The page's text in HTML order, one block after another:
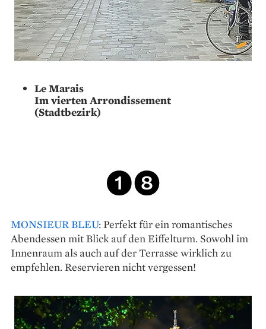
Le Marais
Im vierten Arrondissement
(Stadtbezirk)
MONSIEUR BLEU: Perfekt für ein romantisches
Abendessen mit Blick auf den Eiffelturm. Sowohl im
Innenraum als auch auf der Terrasse wirklich zu
empfehlen. Reservieren nicht vergessen!